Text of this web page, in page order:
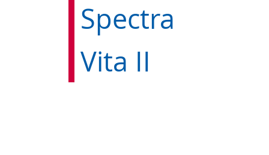
Spectra
Vita II